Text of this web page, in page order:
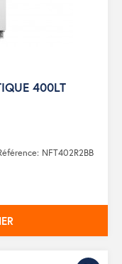
400LT
NFT402R2BB